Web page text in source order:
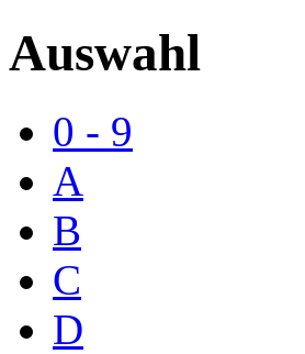
Auswahl
0 - 9
A
B
C
D